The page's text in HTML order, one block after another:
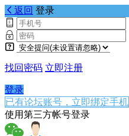
返回 登录
找回密码 立即注册
登录
已有论坛账号，立即绑定手机
使用第三方帐号登录